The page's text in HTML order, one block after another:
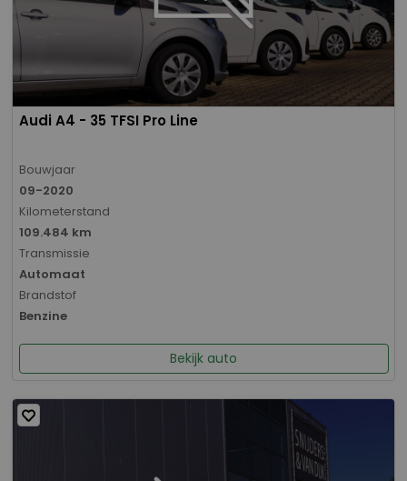
Audi A4 - 35 TFSI Pro Line
Bouwjaar
09-2020
Kilometerstand
109.484 km
Transmissie
Automaat
Brandstof
Benzine
Bekijk auto